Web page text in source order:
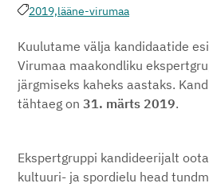
2019,lääne-virumaa
Kuulutame välja kandidaatide
Virumaa maakondliku
järgmiseks kaheks aastaks.
tähtaeg on 31. märts 2019.
Ekspertgruppi kandideerijalt
kultuuri- ja spordielu head